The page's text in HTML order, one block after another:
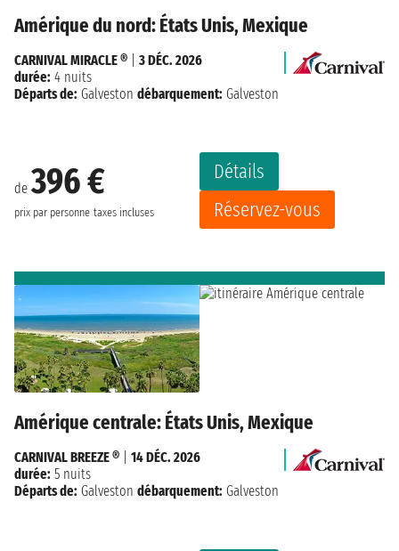
Amérique du nord: États Unis, Mexique
de396 €
prix par personne taxes incluses
Détails
Réservez-vous
CARNIVAL MIRACLE ®
3 DÉC. 2026
durée: 4 nuits
Départs de: Galveston débarquement: Galveston
Amérique centrale: États Unis, Mexique
CARNIVAL BREEZE ®
14 DÉC. 2026
durée: 5 nuits
Départs de: Galveston débarquement: Galveston